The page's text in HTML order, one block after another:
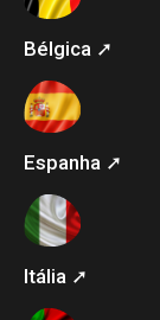
Bélgica ➚
Espanha ➚
Itália ➚